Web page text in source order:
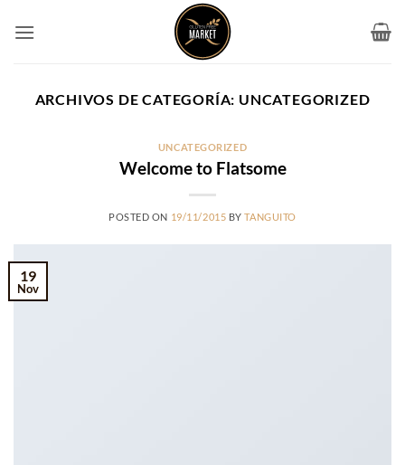
ARCHIVOS DE CATEGORÍA: UNCATEGORIZED
UNCATEGORIZED
Welcome to Flatsome
POSTED ON 19/11/2015 BYTANGUITO
19
Nov